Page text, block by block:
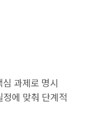
과제로 명시
에 맞춰 단계적